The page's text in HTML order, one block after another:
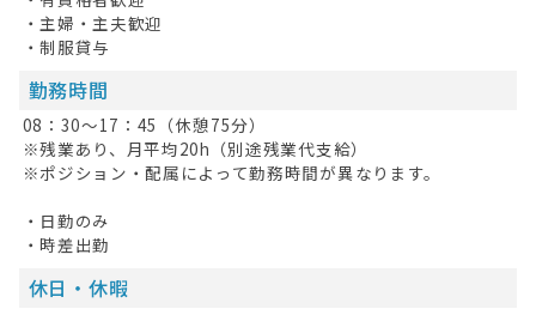
お問い合わせ
掲載希望の方へ
・主婦・主夫歓迎
・制服貸与
勤務時間
08：30～17：45（休憩75分）
※残業あり、月平均20h（別途残業代支給）
※ポジション・配属によって勤務時間が異なります。
・日勤のみ
・時差出勤
休日・休暇